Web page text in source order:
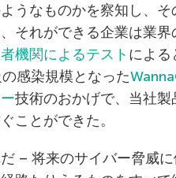
うなものかを察知し、
それができる企業は業
機関によるテスト による
感染規模となった
技術のおかげで、当社
ことができた。
– 将来のサイバー脅威